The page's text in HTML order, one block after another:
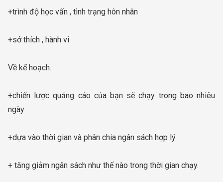
+trình độ học vấn , tình trạng hôn nhân
+sở thích , hành vi
Về kế hoạch.
+chiến lược quảng cáo của bạn sẽ chạy trong bao nhiêu
ngày
+dựa vào thời gian và phân chia ngân sách hợp lý
+ tăng giảm ngân sách như thế nào trong thời gian chạy.